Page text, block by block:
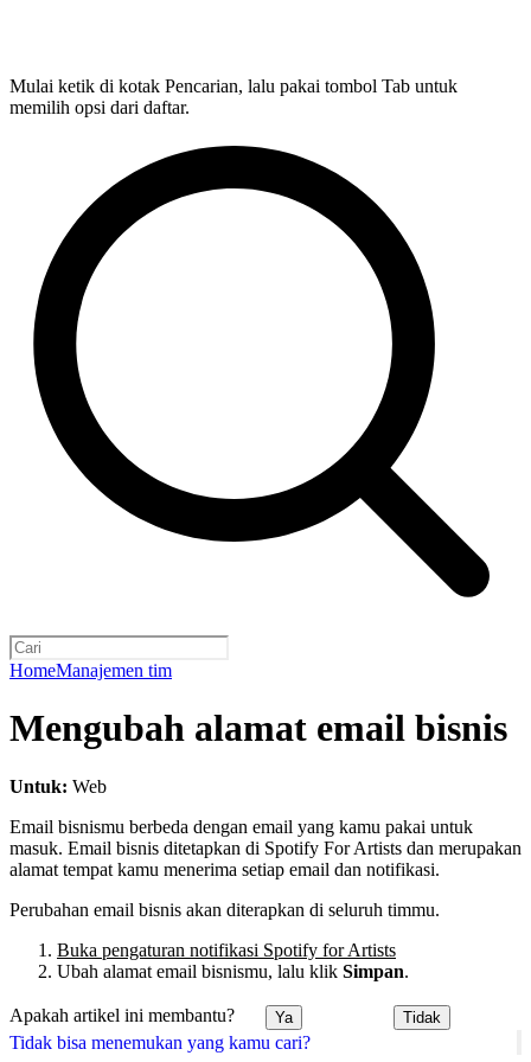
Mulai ketik di kotak Pencarian, lalu pakai tombol Tab untuk
memilih opsi dari daftar.
HomeManajemen tim
Tidak bisa menemukan yang kamu cari?
Mengubah alamat email bisnis
Untuk: Web
Email bisnismu berbeda dengan email yang kamu pakai untuk
masuk. Email bisnis ditetapkan di Spotify For Artists dan merupakan
alamat tempat kamu menerima setiap email dan notifikasi.
Perubahan email bisnis akan diterapkan di seluruh timmu.
Buka pengaturan notifikasi Spotify for Artists
Ubah alamat email bisnismu, lalu klik Simpan.
Apakah artikel ini membantu? Ya Tidak